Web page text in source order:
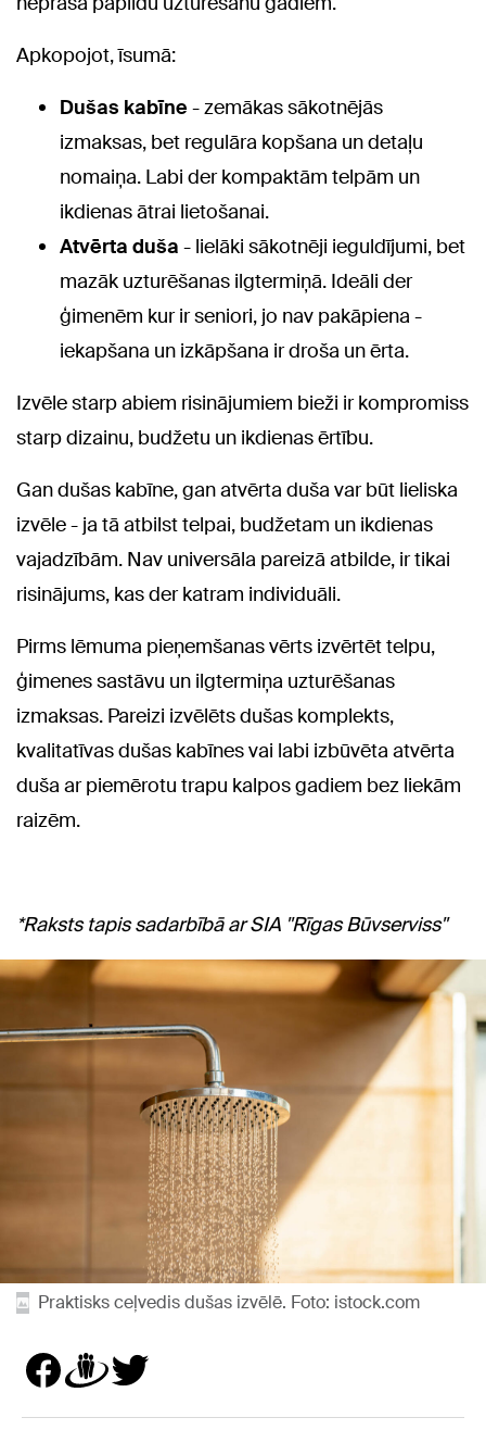
Apkopojot, īsumā:
Dušas kabīne - zemākas sākotnējās
izmaksas, bet regulāra kopšana un detaļu
nomaiņa. Labi der kompaktām telpām un
ikdienas ātrai lietošanai.
Atvērta duša - lielāki sākotnēji ieguldījumi, bet
mazāk uzturēšanas ilgtermiņā. Ideāli der
ģimenēm kur ir seniori, jo nav pakāpiena -
iekapšana un izkāpšana ir droša un ērta.
Izvēle starp abiem risinājumiem bieži ir kompromiss
starp dizainu, budžetu un ikdienas ērtību.
Gan dušas kabīne, gan atvērta duša var būt lieliska
izvēle - ja tā atbilst telpai, budžetam un ikdienas
vajadzībām. Nav universāla pareizā atbilde, ir tikai
risinājums, kas der katram individuāli.
Pirms lēmuma pieņemšanas vērts izvērtēt telpu,
ģimenes sastāvu un ilgtermiņa uzturēšanas
izmaksas. Pareizi izvēlēts dušas komplekts,
kvalitatīvas dušas kabīnes vai labi izbūvēta atvērta
duša ar piemērotu trapu kalpos gadiem bez liekām
raizēm.
*Raksts tapis sadarbībā ar SIA ''Rīgas Būvserviss''
Praktisks ceļvedis dušas izvēlē. Foto: istock.com